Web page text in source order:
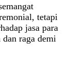
tetapi
jasa para
raga demi